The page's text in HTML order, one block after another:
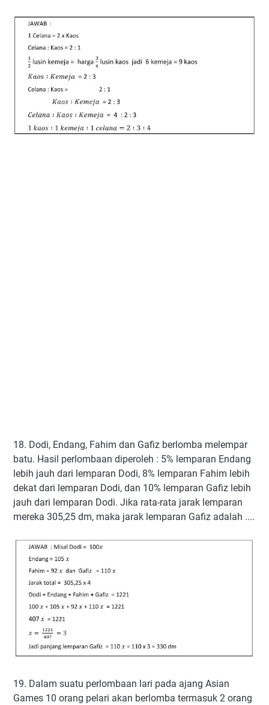
18. Dodi, Endang, Fahim dan Gafiz berlomba melempar
batu. Hasil perlombaan diperoleh : 5% lemparan Endang
lebih jauh dari lemparan Dodi, 8% lemparan Fahim lebih
dekat dari lemparan Dodi, dan 10% lemparan Gafiz lebih
jauh dari lemparan Dodi. Jika rata-rata jarak lemparan
mereka 305,25 dm, maka jarak lemparan Gafiz adalah ....
19. Dalam suatu perlombaan lari pada ajang Asian
Games 10 orang pelari akan berlomba termasuk 2 orang